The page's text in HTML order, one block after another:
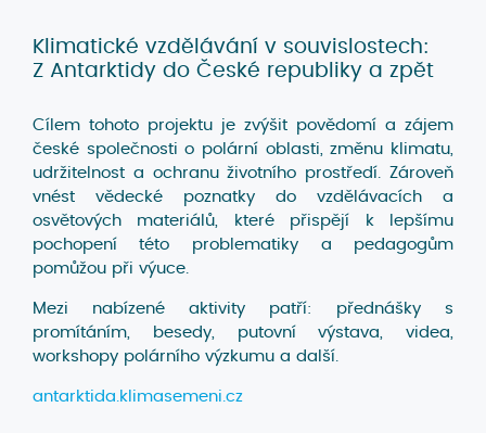
Klimatické vzdělávání v souvislostech:
Z Antarktidy do České republiky a zpět
Cílem tohoto projektu je zvýšit povědomí a zájem
české společnosti o polární oblasti, změnu klimatu,
udržitelnost a ochranu životního prostředí. Zároveň
vnést vědecké poznatky do vzdělávacích a
osvětových materiálů, které přispějí k lepšímu
pochopení této problematiky a pedagogům
pomůžou při výuce.
Mezi nabízené aktivity patří: přednášky s
promítáním, besedy, putovní výstava, videa,
workshopy polárního výzkumu a další.
antarktida.klimasemeni.cz